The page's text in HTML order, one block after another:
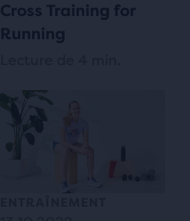
Cross Training for
Running